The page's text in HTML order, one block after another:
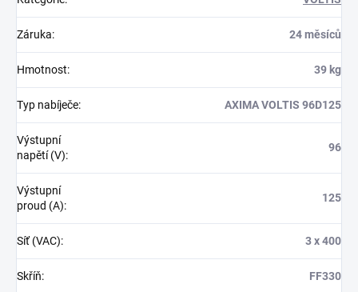
Záruka: 24 měsíců
Hmotnost: 39 kg
Typ nabíječe: AXIMA VOLTIS 96D125
Výstupní
napětí (V):
96
Výstupní
proud (A):
125
Síť (VAC): 3 x 400
Skříň: FF330